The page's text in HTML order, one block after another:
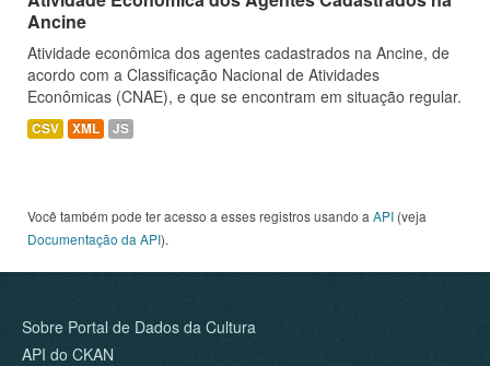
Ancine
Atividade econômica dos agentes cadastrados na Ancine, de
acordo com a Classificação Nacional de Atividades
Econômicas (CNAE), e que se encontram em situação regular.
CSV XML JS
Você também pode ter acesso a esses registros usando a API (veja
Documentação da API).
Sobre Portal de Dados da Cultura
API do CKAN